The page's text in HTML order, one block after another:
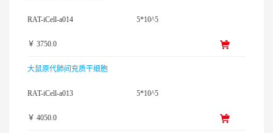
RAT-iCell-a014 5*10^5
￥ 3750.0
大鼠原代肺间充质干细胞
RAT-iCell-a013 5*10^5
￥ 4050.0